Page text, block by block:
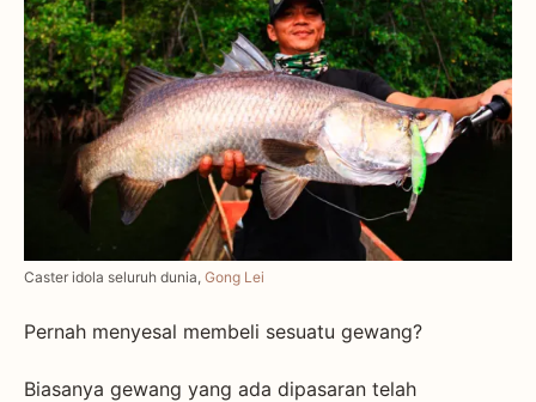
Caster idola seluruh dunia, Gong Lei
Pernah menyesal membeli sesuatu gewang?
Biasanya gewang yang ada dipasaran telah